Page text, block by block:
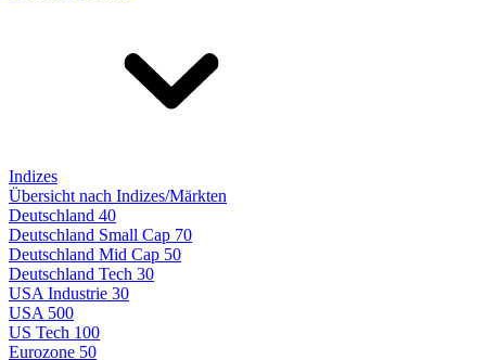
Indizes
Übersicht nach Indizes/Märkten
Deutschland 40
Deutschland Small Cap 70
Deutschland Mid Cap 50
Deutschland Tech 30
USA Industrie 30
USA 500
US Tech 100
Eurozone 50